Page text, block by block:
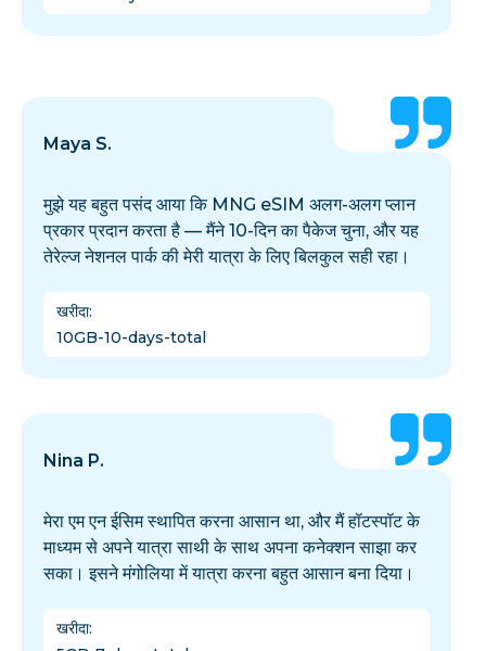
Maya S.
मुझे यह बहुत पसंद आया कि MNG eSIM अलग-अलग प्लान
प्रकार प्रदान करता है — मैंने 10-दिन का पैकेज चुना, और यह
तेरेल्ज नेशनल पार्क की मेरी यात्रा के लिए बिलकुल सही रहा।
खरीदा:
10GB-10-days-total
Nina P.
मेरा एम एन ईसिम स्थापित करना आसान था, और मैं हॉटस्पॉट के
माध्यम से अपने यात्रा साथी के साथ अपना कनेक्शन साझा कर
सका। इसने मंगोलिया में यात्रा करना बहुत आसान बना दिया।
खरीदा: